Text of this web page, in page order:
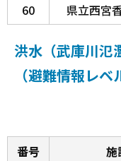
60
県立西宮
洪水（武庫川氾
（避難情報レ
番号 施